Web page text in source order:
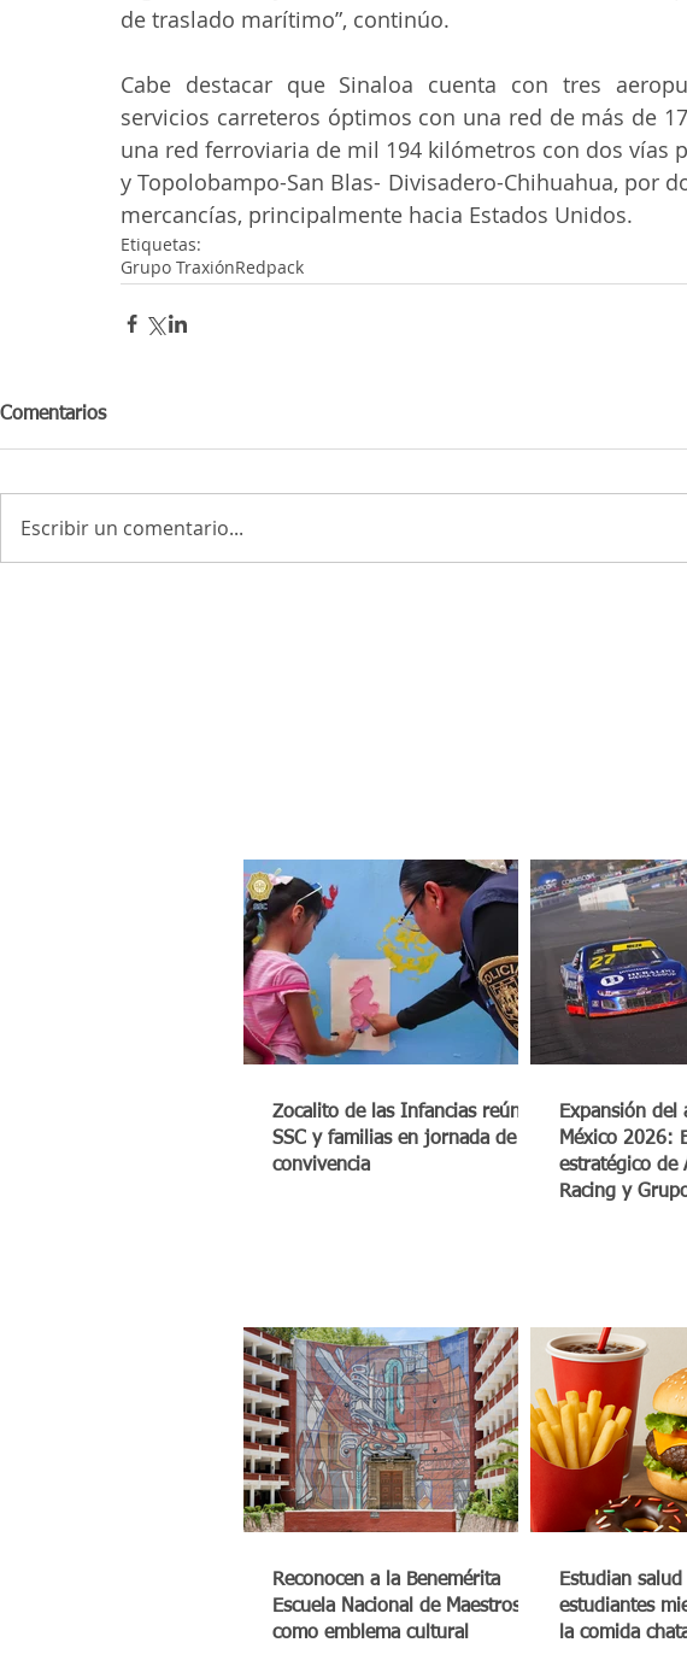
de traslado marítimo”, continúo.
Cabe destacar que Sinaloa cuenta con tres
servicios carreteros óptimos con una red de más de
una red ferroviaria de mil 194 kilómetros con dos vías
y Topolobampo-San Blas- Divisadero-Chihuahua, por
mercancías, principalmente hacia Estados Unidos.
Etiquetas:
Grupo TraxiónRedpack
Comentarios
Escribir un comentario...
Zocalito de las Infancias reúne a
SSC y familias en jornada de
convivencia
Expansión del
México 2026:
estratégico de
Racing y
Reconocen a la Benemérita
Escuela Nacional de Maestros
como emblema cultural
Estudian salud
estudiantes
la comida